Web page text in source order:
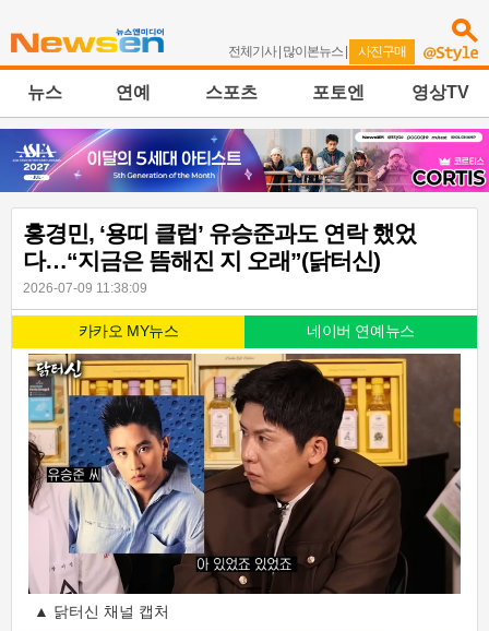
전체기사| 많이본뉴스 | 사진구매
뉴스 연예 스포츠 포토엔 영상TV
홍경민, ‘용띠 클럽’ 유승준과도 연락 했었
다…“지금은 뜸해진 지 오래”(닭터신)
2026-07-09 11:38:09
카카오 MY뉴스 네이버 연예뉴스
▲ 닭터신 채널 캡처